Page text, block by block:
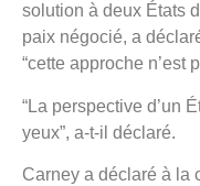
solution à deux États
paix négocié, a
“cette approche n’est
“La perspective d’un
yeux”, a-t-il déclaré.
Carney a déclaré à la